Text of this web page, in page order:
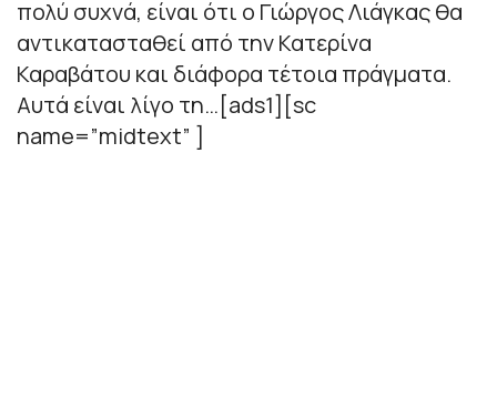
πολύ συχνά, είναι ότι ο Γιώργος Λιάγκας θα
αντικατασταθεί από την Κατερίνα
Καραβάτου και διάφορα τέτοια πράγματα.
Αυτά είναι λίγο τη…[ads1][sc
name=”midtext” ]